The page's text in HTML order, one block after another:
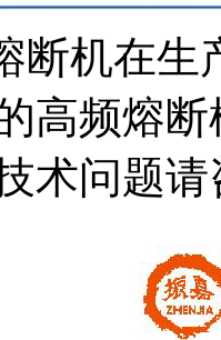
机在生
高频熔
术问题请